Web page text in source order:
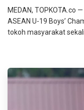
MEDAN, TOPKOTA.co
ASEAN U-19 Boys’
tokoh masyarakat